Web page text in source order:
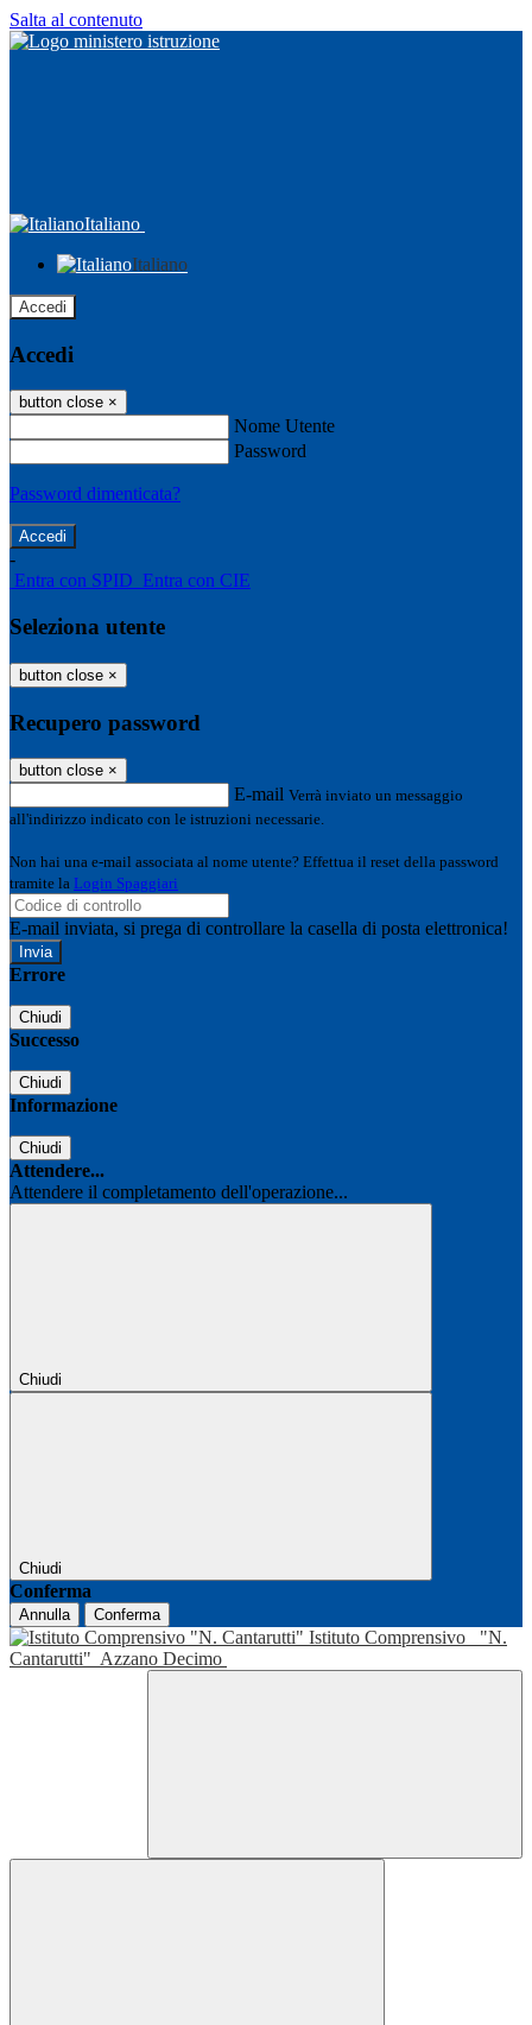
Salta al contenuto
Italiano
Italiano
Accedi
Accedi
button close ×
Nome Utente
Password
Password dimenticata?
-
Entra con SPID Entra con CIE
Seleziona utente
button close ×
Recupero password
button close ×
E-mail Verrà inviato un messaggio
all'indirizzo indicato con le istruzioni necessarie.
Non hai una e-mail associata al nome utente? Effettua il reset della password
tramite la Login Spaggiari
E-mail inviata, si prega di controllare la casella di posta elettronica!
Errore
Chiudi
Successo
Chiudi
Informazione
Chiudi
Attendere...
Attendere il completamento dell'operazione...
Chiudi
Chiudi
Conferma
Annulla Conferma
Istituto Comprensivo
"N.
Cantarutti" Azzano Decimo